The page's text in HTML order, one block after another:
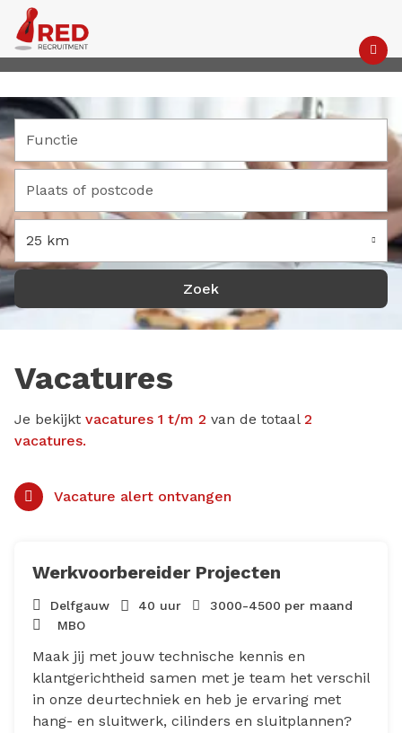
25 km
Vacatures
Je bekijkt vacatures 1 t/m 2 van de totaal 2
vacatures.
Vacature alert ontvangen
Werkvoorbereider Projecten
Delfgauw 40 uur 3000-4500 per maand
MBO
Maak jij met jouw technische kennis en
klantgerichtheid samen met je team het verschil
in onze deurtechniek en heb je ervaring met
hang- en sluitwerk, cilinders en sluitplannen?